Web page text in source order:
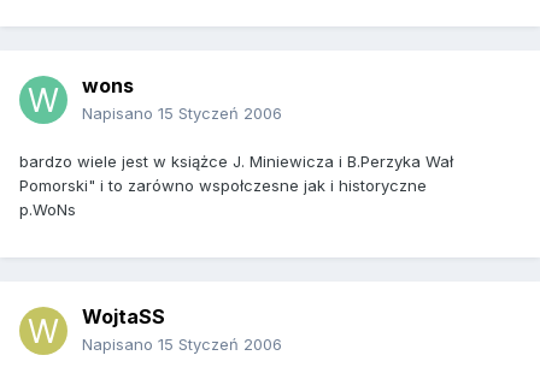
wons
Napisano 15 Styczeń 2006
bardzo wiele jest w książce J. Miniewicza i B.Perzyka Wał
Pomorski" i to zarówno wspołczesne jak i historyczne
p.WoNs
WojtaSS
Napisano 15 Styczeń 2006